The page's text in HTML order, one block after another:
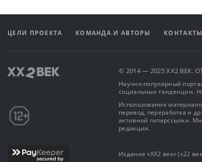
ЦЕЛИ ПРОЕКТА КОМАНДА И АВТОРЫ КОНТАКТЫ
© 2014 — 2025 XX2
Научно-популярный
социальные тенденции.
Использование
перевод, переработка и
активной гиперссылки.
редакции.
Издание «XX2 век» («22